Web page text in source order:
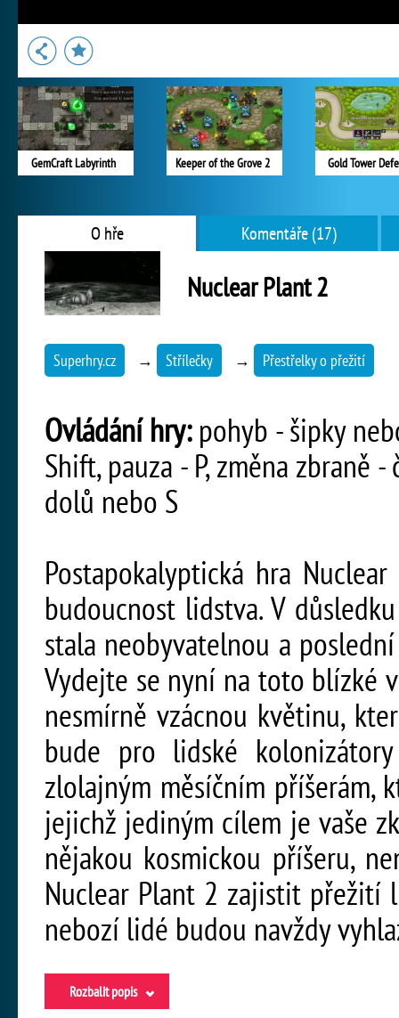
GemCraft Labyrinth Keeper of the Grove 2 Gold Tower
O hře Komentáře (17)
Nuclear Plant 2
Superhry.cz → Střílečky → Přestřelky o přežití
Ovládání hry:pohyb - šipky
Shift, pauza - P, změna zbraně
dolů nebo S
Postapokalyptická hra
budoucnost lidstva. V
stala neobyvatelnou a
Vydejte se nyní na toto blízké
nesmírně vzácnou květinu,
bude pro lidské
zlolajným měsíčním příšerám,
jejichž jediným cílem je vaše
nějakou kosmickou příšeru,
Nuclear Plant 2 zajistit přežití
nebozí lidé budou navždy
Rozbalit popis